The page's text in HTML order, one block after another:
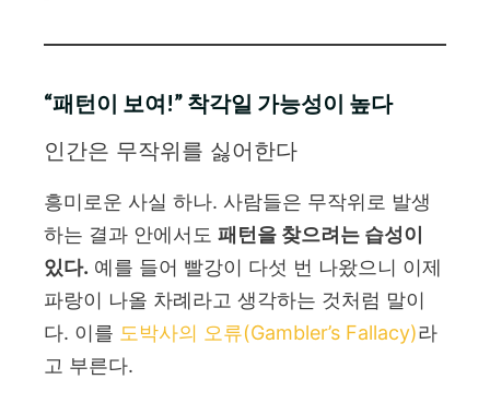
“패턴이 보여!” 착각일 가능성이 높다
인간은 무작위를 싫어한다
흥미로운 사실 하나. 사람들은 무작위로 발생
하는 결과 안에서도 패턴을 찾으려는 습성이
있다. 예를 들어 빨강이 다섯 번 나왔으니 이제
파랑이 나올 차례라고 생각하는 것처럼 말이
다. 이를 도박사의 오류(Gambler’s Fallacy)라
고 부른다.